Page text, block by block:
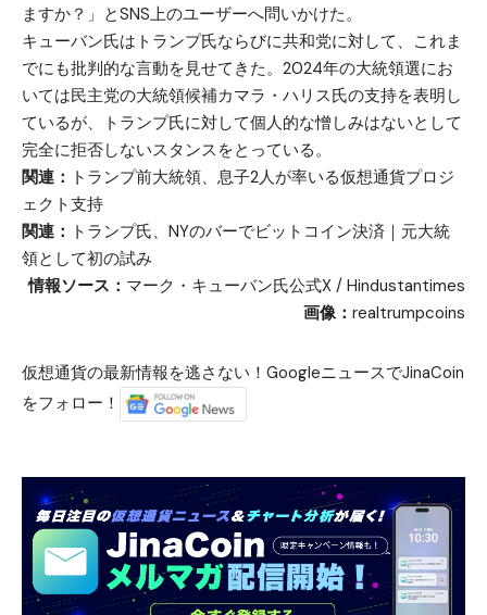
ますか？」とSNS上のユーザーへ問いかけた。
キューバン氏はトランプ氏ならびに共和党に対して、これま
でにも批判的な言動を見せてきた。2024年の大統領選にお
いては民主党の大統領候補カマラ・ハリス氏の支持を表明し
ているが、トランプ氏に対して個人的な憎しみはないとして
完全に拒否しないスタンスをとっている。
関連： トランプ前大統領、息子2人が率いる仮想通貨プロジ
ェクト支持
関連： トランプ氏、NYのバーでビットコイン決済｜元大統
領として初の試み
情報ソース： マーク・キューバン氏公式X / Hindustantimes
画像： realtrumpcoins
仮想通貨の最新情報を逃さない！GoogleニュースでJinaCoin
をフォロー！